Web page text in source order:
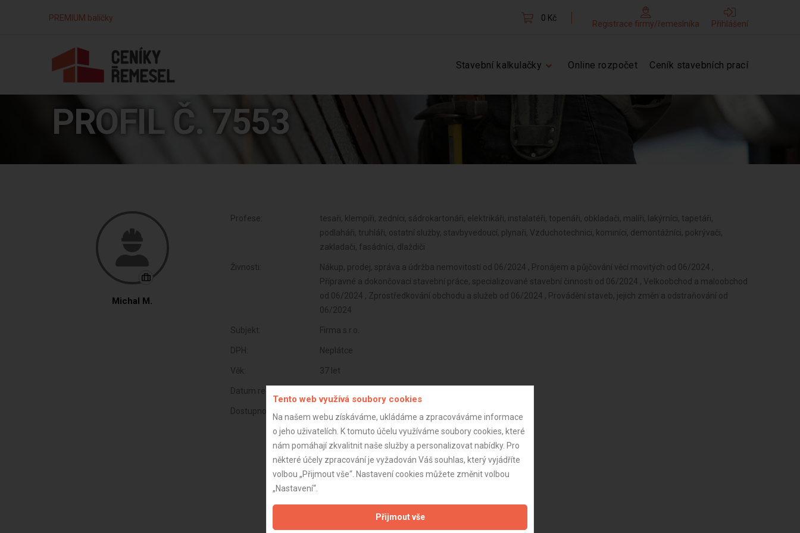
PREMIUM balíčky 0 Kč
Registrace firmy/řemeslníka Přihlášení
Stavební kalkulačky Online rozpočet Ceník stavebních prací
PROFIL Č. 7553
Michal M.
Profese:
tesaři, klempíři, zedníci, sádrokartonáři, elektrikáři, instalatéři, topenáři, obkladači, malíři, lakýrníci, tapetáři,
podlaháři, truhláři, ostatní služby, stavbyvedoucí, plynaři, Vzduchotechnici, kominíci, demontážníci, pokrývači,
zakladači, fasádníci, dlaždiči
Živnosti:
Nákup, prodej, správa a údržba nemovitostí od 06/2024 , Pronájem a půjčování věcí movitých od 06/2024 ,
Přípravné a dokončovací stavební práce, specializované stavební činnosti od 06/2024 , Velkoobchod a maloobchod
od 06/2024 , Zprostředkování obchodu a služeb od 06/2024 , Provádění staveb, jejich změn a odstraňování od
06/2024
Subjekt: Firma s.r.o.
DPH: Neplátce
Věk: 37 let
Datum registrace:
Dostupnost:
Tento web využívá soubory cookies
Na našem webu získáváme, ukládáme a zpracováváme informace
o jeho uživatelích. K tomuto účelu využíváme soubory cookies, které
nám pomáhají zkvalitnit naše služby a personalizovat nabídky. Pro
některé účely zpracování je vyžadován Váš souhlas, který vyjádříte
volbou „Přijmout vše“. Nastavení cookies můžete změnit volbou
„Nastavení“.
Přijmout vše